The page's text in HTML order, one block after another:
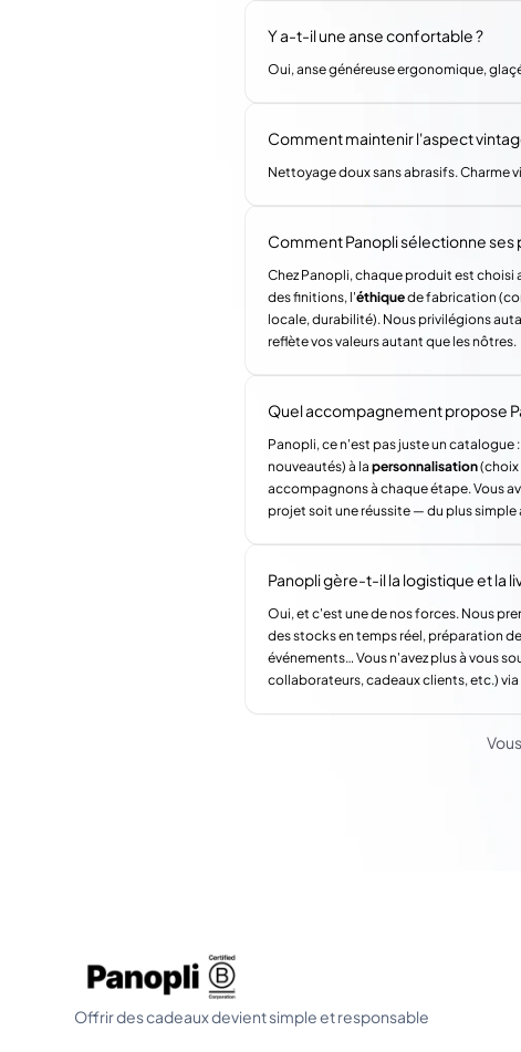
Y a-t-il une anse confortable ?
Oui, anse généreuse ergonomique,
Comment maintenir l'aspect
Nettoyage doux sans abrasifs. Charme
Comment Panopli sélectionne ses
Chez Panopli, chaque produit est choisi
des finitions, l'éthiquede fabrication
locale, durabilité). Nous privilégions
reflète vos valeurs autant que les nôtres.
Quel accompagnement propose
Panopli, ce n'est pas juste un catalogue
nouveautés) à la personnalisation(choix
accompagnons à chaque étape. Vous
projet soit une réussite — du plus simple
Panopli gère-t-il la logistique et la
Oui, et c'est une de nos forces. Nous
des stocks en temps réel, préparation
événements… Vous n'avez plus à vous
collaborateurs, cadeaux clients, etc.)
Offrir des cadeaux devient simple et responsable